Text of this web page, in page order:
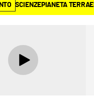
SCIENZEPIANETA TERRA